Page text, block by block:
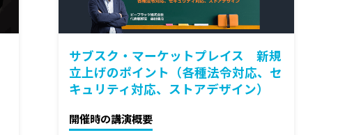
サブスク・マーケットプレイス 新規
立上げのポイント（各種法令対応、セ
キュリティ対応、ストアデザイン）
開催時の講演概要